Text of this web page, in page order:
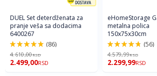
DUEL Set deterdženata za
pranje veša sa dodacima
6400267
98%
(86)
4.610,00RSD
2.499,00RSD
eHomeStorage
metalna polica
150x75x30cm
96%
(56)
4.579,99RSD
2.299,99RSD